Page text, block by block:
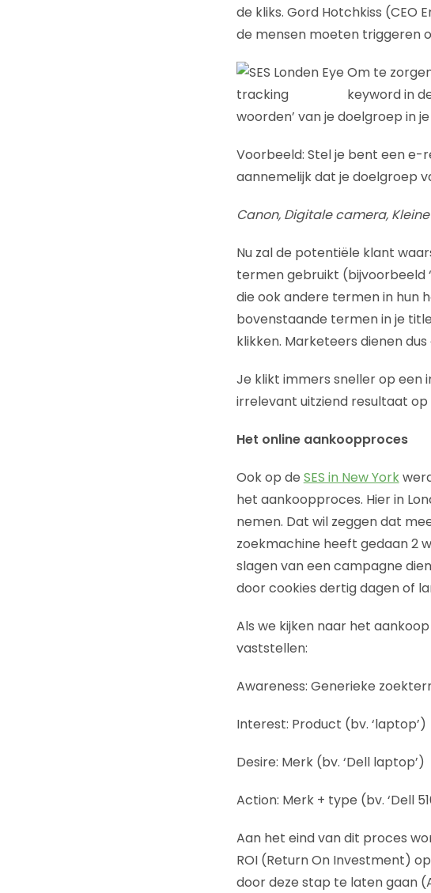
de kliks. Gord Hotchkiss (CEO
de mensen moeten triggeren
Om te
keyword in
woorden’ van je doelgroep in
Voorbeeld: Stel je bent een e-
aannemelijk dat je doelgroep
Canon, Digitale camera,
Nu zal de potentiële klant
termen gebruikt (bijvoorbeeld
die ook andere termen in hun
bovenstaande termen in je
klikken. Marketeers dienen
Je klikt immers sneller op een
irrelevant uitziend resultaat op
Het online aankoopproces
Ook op de SES in New York
het aankoopproces. Hier in
nemen. Dat wil zeggen dat
zoekmachine heeft gedaan 2
slagen van een campagne
door cookies dertig dagen of
Als we kijken naar het
vaststellen:
Awareness: Generieke
Interest: Product (bv. ‘laptop’)
Desire: Merk (bv. ‘Dell laptop’)
Action: Merk + type (bv. ‘Dell
Aan het eind van dit proces
ROI (Return On Investment)
door deze stap te laten gaan